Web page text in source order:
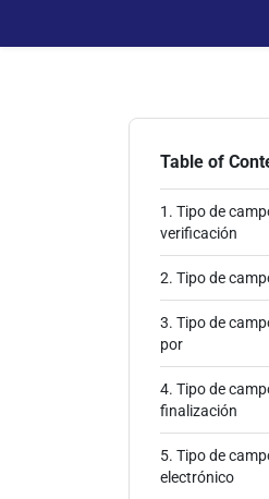
Table of
1. Tipo de
verificación
2. Tipo de
3. Tipo de
por
4. Tipo de
finalización
5. Tipo de
electrónico